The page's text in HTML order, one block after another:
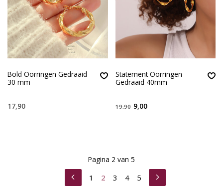
Bold Oorringen Gedraaid
30 mm
17,90
Statement Oorringen
Gedraaid 40mm
19,90 9,00
1 2 3 4 5
Pagina 2 van 5